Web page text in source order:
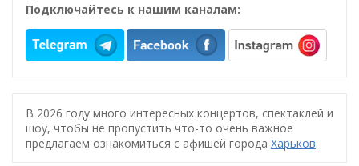
Подключайтесь к нашим каналам:
В 2026 году много интересных концертов, спектаклей и
шоу, чтобы не пропустить что-то очень важное
предлагаем ознакомиться с афишей города Харьков.